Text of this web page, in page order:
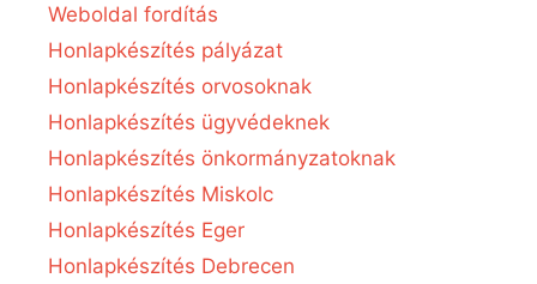
Weboldal fordítás
Honlapkészítés pályázat
Honlapkészítés orvosoknak
Honlapkészítés ügyvédeknek
Honlapkészítés önkormányzatoknak
Honlapkészítés Miskolc
Honlapkészítés Eger
Honlapkészítés Debrecen